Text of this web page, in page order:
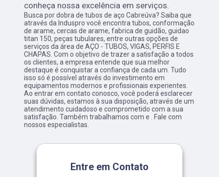
conheça nossa excelência em serviços.
Busca por dobra de tubos de aço Cabreúva? Saiba que
através da Induspro você encontra tubos, conformação
de arame, cercas de arame, fabrica de guidão, guidao
titan 150, peças tubulares, entre outras opções de
serviços da área de AÇO - TUBOS, VIGAS, PERFIS E
CHAPAS. Com o objetivo de trazer a satisfação a todos
os clientes, a empresa entende que sua melhor
destaque é conquistar a confiança de cada um. Tudo
isso só é possível através do investimento em
equipamentos modernos e profissionais experientes.
Ao entrar em contato conosco, você poderá esclarecer
suas dúvidas, estamos à sua disposição, através de um
atendimento cuidadoso e comprometido com a sua
satisfação. Também trabalhamos com e . Fale com
nossos especialistas.
Entre em Contato